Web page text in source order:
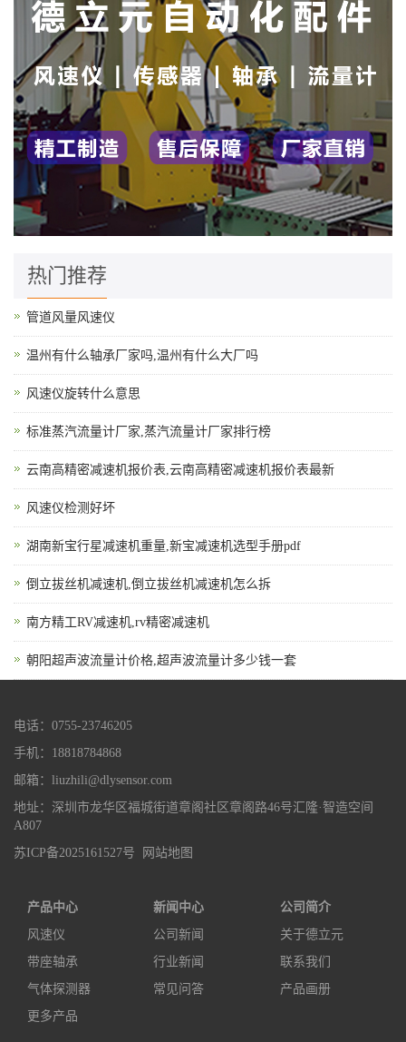
热门推荐
管道风量风速仪
温州有什么轴承厂家吗,温州有什么大厂吗
风速仪旋转什么意思
标准蒸汽流量计厂家,蒸汽流量计厂家排行榜
云南高精密减速机报价表,云南高精密减速机报价表最新
风速仪检测好坏
湖南新宝行星减速机重量,新宝减速机选型手册pdf
倒立拔丝机减速机,倒立拔丝机减速机怎么拆
南方精工RV减速机,rv精密减速机
朝阳超声波流量计价格,超声波流量计多少钱一套
电话：0755-23746205
手机：18818784868
邮箱：liuzhili@dlysensor.com
地址：深圳市龙华区福城街道章阁社区章阁路46号汇隆·智造空间
A807
苏ICP备2025161527号
网站地图
产品中心
风速仪
带座轴承
气体探测器
更多产品
新闻中心
公司新闻
行业新闻
常见问答
公司简介
关于德立元
联系我们
产品画册